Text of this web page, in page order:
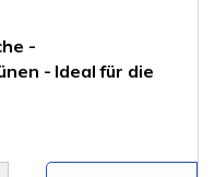
-
- Ideal für die